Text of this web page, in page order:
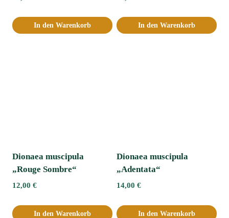
In den Warenkorb In den Warenkorb
Dionaea muscipula
„Rouge Sombre“
12,00 €
In den Warenkorb
Dionaea muscipula
„Adentata“ﾠ
14,00 €
In den Warenkorb